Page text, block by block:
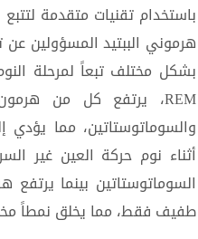
باستخدام تقنيات متقدمة
هرموني الببتيد المسؤولين عن
بشكل مختلف تبعاً لمرحلة
والسوماتوستاتين، مما يؤدي
السوماتوستاتين بينما
طفيف فقط، مما يخلق نمطاً